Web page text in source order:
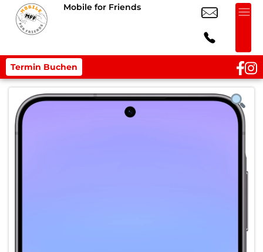
Mobile for Friends
Termin Buchen